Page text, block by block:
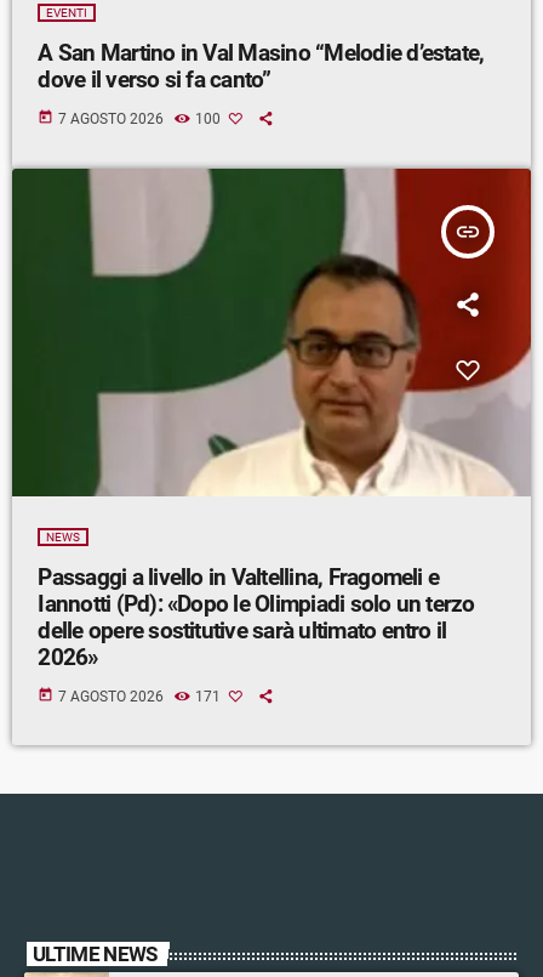
EVENTI
A San Martino in Val Masino “Melodie d’estate,
dove il verso si fa canto”
today 7 AGOSTO 2026 100
insert_link
NEWS
Passaggi a livello in Valtellina, Fragomeli e
Iannotti (Pd): «Dopo le Olimpiadi solo un terzo
delle opere sostitutive sarà ultimato entro il
2026»
today 7 AGOSTO 2026 171
ULTIME NEWS